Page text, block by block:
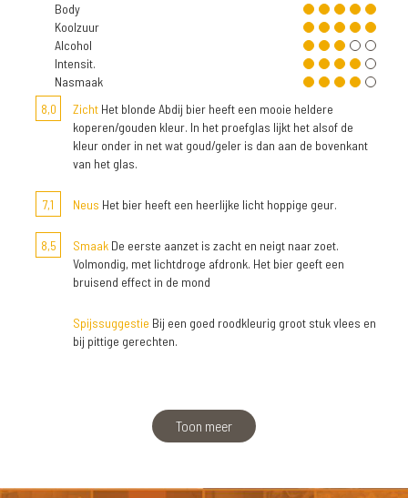
Body
Koolzuur
Alcohol
Intensit.
Nasmaak
8,0
Zicht Het blonde Abdij bier heeft een mooie heldere
koperen/gouden kleur. In het proefglas lijkt het alsof de
kleur onder in net wat goud/geler is dan aan de bovenkant
van het glas.
7,1 Neus Het bier heeft een heerlijke licht hoppige geur.
8,5 Smaak De eerste aanzet is zacht en neigt naar zoet.
Volmondig, met lichtdroge afdronk. Het bier geeft een
bruisend effect in de mond
Spijssuggestie Bij een goed roodkleurig groot stuk vlees en
bij pittige gerechten.
Toon meer